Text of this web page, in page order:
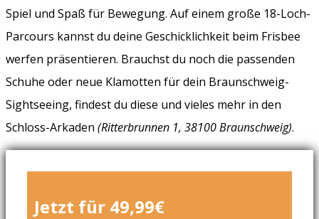
Spiel und Spaß für Bewegung. Auf einem große 18-Loch-
Parcours kannst du deine Geschicklichkeit beim Frisbee
werfen präsentieren. Brauchst du noch die passenden
Schuhe oder neue Klamotten für dein Braunschweig-
Sightseeing, findest du diese und vieles mehr in den
Schloss-Arkaden (Ritterbrunnen 1, 38100 Braunschweig).
Jetzt für 49,99€